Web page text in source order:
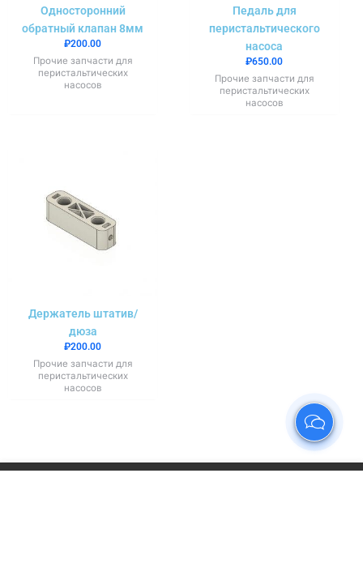
Односторонний
обратный клапан 8мм
₽200.00
Прочие запчасти для
перистальтических
насосов
Педаль для
перистальтического
насоса
₽650.00
Прочие запчасти для
перистальтических
насосов
Держатель штатив/
дюза
₽200.00
Прочие запчасти для
перистальтических
насосов